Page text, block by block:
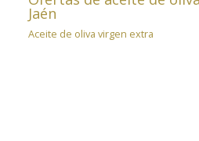
Jaén
Aceite de oliva virgen extra